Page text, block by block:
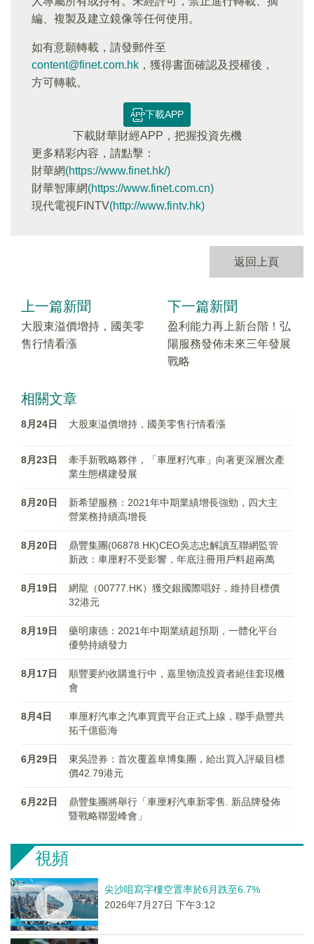
編、複製及建立鏡像等任何使用。
如有意願轉載，請發郵件至
content@finet.com.hk ，獲得書面確認及授權後，
方可轉載。
下載APP
下載財華財經APP，把握投資先機
更多精彩内容，請點擊：
財華網(https://www.finet.hk/)
財華智庫網(https://www.finet.com.cn)
現代電視FINTV(http://www.fintv.hk)
返回上頁
上一篇新聞
大股東溢價增持，國美零
售行情看漲
下一篇新聞
盈利能力再上新台階！弘
陽服務發佈未來三年發展
戰略
相關文章
8月24日 大股東溢價增持，國美零售行情看漲
8月23日
牽手新戰略夥伴，「車厘籽汽車」向著更深層次產
業生態構建發展
8月20日
新希望服務：2021年中期業績增長強勁，四大主
營業務持續高增長
8月20日
鼎豐集團(06878.HK)CEO吳志忠解讀互聯網監管
新政：車厘籽不受影響，年底注冊用戶料超兩萬
8月19日
網龍（00777.HK）獲交銀國際唱好，維持目標價
32港元
8月19日
藥明康德：2021年中期業績超預期，一體化平台
優勢持續發力
8月17日
順豐要約收購進行中，嘉里物流投資者絕佳套現機
會
8月4日
車厘籽汽車之汽車買賣平台正式上線，聯手鼎豐共
拓千億藍海
6月29日
東吳證券：首次覆蓋阜博集團，給出買入評級目標
價42.79港元
6月22日
鼎豐集團將舉行「車厘籽汽車新零售. 新品牌發佈
暨戰略聯盟峰會」
視頻
尖沙咀寫字樓空置率於6月跌至6.7%
2026年7月27日 下午3:12